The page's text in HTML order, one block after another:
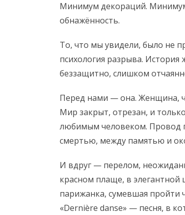
Минимум декораций.
обнажённость.
То, что мы увидели, было не
психология разрыва.
беззащитно, слишком
Перед нами — она. Женщина,
Мир закрыт, отрезан, и
любимым человеком. Провод
смертью, между памятью и
И вдруг — перелом,
красном плаще, в
парижанка, сумевшая пройти
«Dernière danse» — песня, в